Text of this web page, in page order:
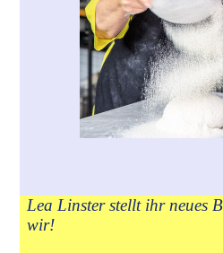
Lea Linster stellt ihr neues
wir!